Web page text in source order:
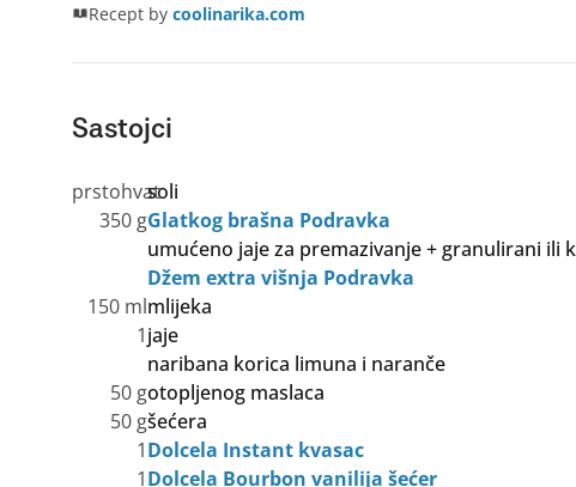
Recept by coolinarika.com
Sastojci
prstohvatsoli
350 gGlatkog brašna Podravka
umućeno jaje za premazivanje + granulirani ili
Džem extra višnja Podravka
150 mlmlijeka
1jaje
naribana korica limuna i naranče
50 gotopljenog maslaca
50 gšećera
1Dolcela Instant kvasac
1Dolcela Bourbon vanilija šećer